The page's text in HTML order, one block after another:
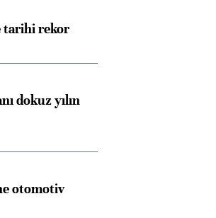
tarihi rekor
dokuz yılın
otomotiv